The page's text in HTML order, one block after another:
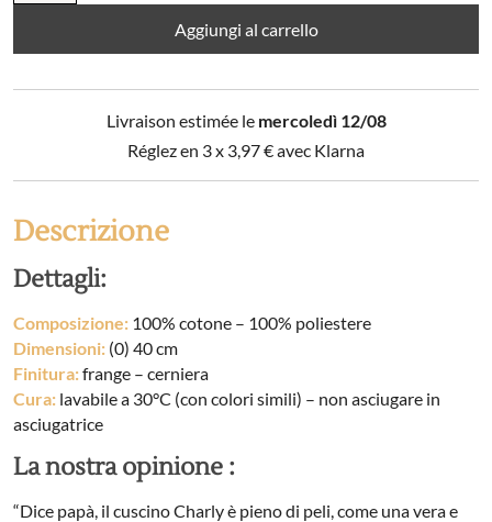
frange
cotone
Aggiungi al carrello
Livraison estimée le mercoledì 12/08
Réglez en 3 x 3,97€avec Klarna
Descrizione
Dettagli:
Composizione: 100% cotone – 100% poliestere
Dimensioni: (0) 40 cm
Finitura:frange – cerniera
Cura: lavabile a 30°C (con colori simili) – non asciugare in
asciugatrice
La nostra opinione :
“Dice papà, il cuscino Charly è pieno di peli, come una vera e